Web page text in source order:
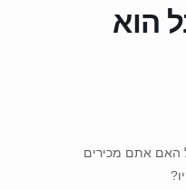
הוא
האם אתם מכירים